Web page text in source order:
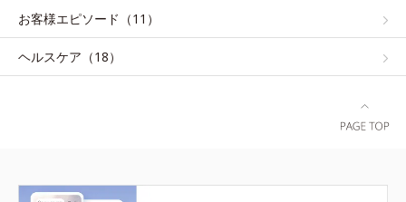
お客様エピソード（11）
ヘルスケア（18）